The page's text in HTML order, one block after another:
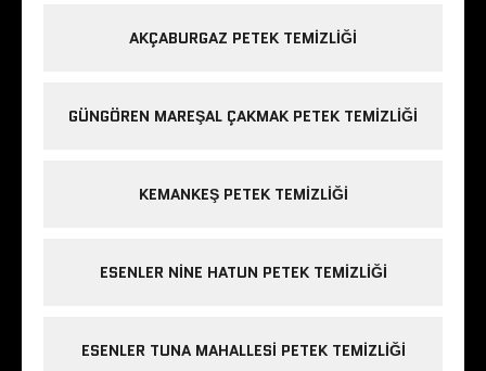
AKÇABURGAZ PETEK TEMIZLIĞI
GÜNGÖREN MAREŞAL ÇAKMAK PETEK TEMIZLIĞI
KEMANKEŞ PETEK TEMIZLIĞI
ESENLER NINE HATUN PETEK TEMIZLIĞI
ESENLER TUNA MAHALLESI PETEK TEMIZLIĞI